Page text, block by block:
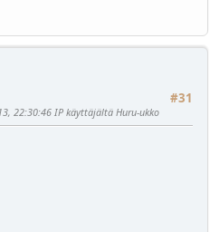
#31
22:30:46 IP käyttäjältä Huru-ukko